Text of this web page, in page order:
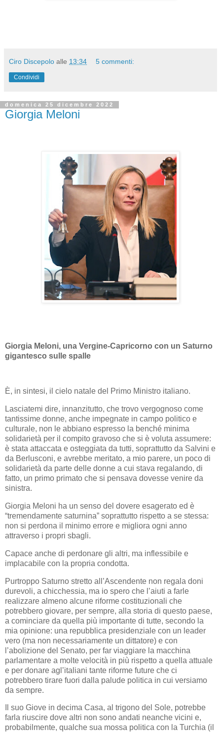
Ciro Discepolo alle 13:34 5 commenti:
Condividi
domenica 25 dicembre 2022
Giorgia Meloni
Giorgia Meloni, una Vergine-Capricorno con un Saturno
gigantesco sulle spalle
È, in sintesi, il cielo natale del Primo Ministro italiano.
Lasciatemi dire, innanzitutto, che trovo vergognoso come
tantissime donne, anche impegnate in campo politico e
culturale, non le abbiano espresso la benché minima
solidarietà per il compito gravoso che si è voluta assumere:
è stata attaccata e osteggiata da tutti, soprattutto da Salvini e
da Berlusconi, e avrebbe meritato, a mio parere, un poco di
solidarietà da parte delle donne a cui stava regalando, di
fatto, un primo primato che si pensava dovesse venire da
sinistra.
Giorgia Meloni ha un senso del dovere esagerato ed è
“tremendamente saturnina” soprattutto rispetto a se stessa:
non si perdona il minimo errore e migliora ogni anno
attraverso i propri sbagli.
Capace anche di perdonare gli altri, ma inflessibile e
implacabile con la propria condotta.
Purtroppo Saturno stretto all’Ascendente non regala doni
durevoli, a chicchessia, ma io spero che l’aiuti a farle
realizzare almeno alcune riforme costituzionali che
potrebbero giovare, per sempre, alla storia di questo paese,
a cominciare da quella più importante di tutte, secondo la
mia opinione: una repubblica presidenziale con un leader
vero (ma non necessariamente un dittatore) e con
l’abolizione del Senato, per far viaggiare la macchina
parlamentare a molte velocità in più rispetto a quella attuale
e per donare agl’italiani tante riforme future che ci
potrebbero tirare fuori dalla palude politica in cui versiamo
da sempre.
Il suo Giove in decima Casa, al trigono del Sole, potrebbe
farla riuscire dove altri non sono andati neanche vicini e,
probabilmente, qualche sua mossa politica con la Turchia (il